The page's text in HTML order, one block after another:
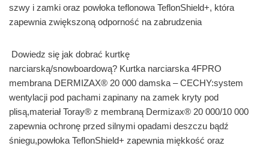
szwy i zamki oraz powłoka teflonowa TeflonShield+, która
zapewnia zwiększoną odporność na zabrudzenia
Dowiedz się jak dobrać kurtkę
narciarską/snowboardową? Kurtka narciarska 4FPRO
membrana DERMIZAX® 20 000 damska – CECHY:system
wentylacji pod pachami zapinany na zamek kryty pod
plisą,materiał Toray® z membraną Dermizax® 20 000/10 000
zapewnia ochronę przed silnymi opadami deszczu bądź
śniegu,powłoka TeflonShield+ zapewnia miękkość oraz